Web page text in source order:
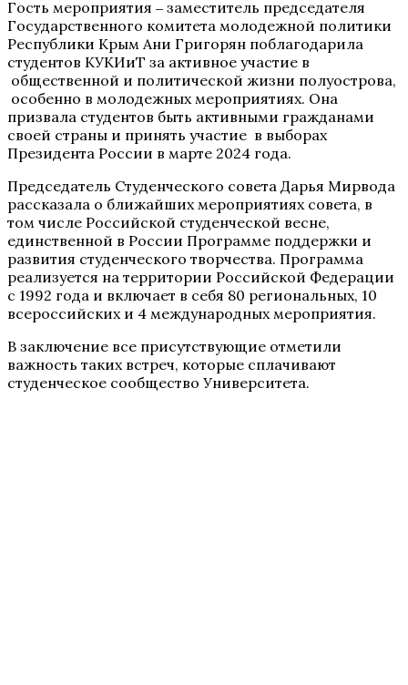
Гость мероприятия ‒ заместитель председателя
Государственного комитета молодежной политики
Республики Крым Ани Григорян поблагодарила
студентов КУКИиТ за активное участие в
общественной и политической жизни полуострова,
особенно в молодежных мероприятиях. Она
призвала студентов быть активными гражданами
своей страны и принять участие в выборах
Президента России в марте 2024 года.
Председатель Студенческого совета Дарья Мирвода
рассказала о ближайших мероприятиях совета, в
том числе Российской студенческой весне,
единственной в России Программе поддержки и
развития студенческого творчества. Программа
реализуется на территории Российской Федерации
с 1992 года и включает в себя 80 региональных, 10
всероссийских и 4 международных мероприятия.
В заключение все присутствующие отметили
важность таких встреч, которые сплачивают
студенческое сообщество Университета.